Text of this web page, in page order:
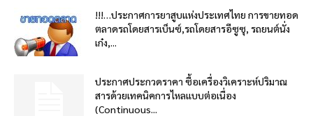
!!!…ประกาศการยาสูบแห่งประเทศไทย การขายทอด
ตลาดรถโดยสารเบ็นซ์,รถโดยสารอีซูซุ, รถยนต์นั่ง
เก๋ง,...
ประกาศประกวดราคา ซื้อเครื่องวิเคราะห์ปริมาณ
สารด้วยเทคนิคการไหลแบบต่อเนื่อง
(Continuous...